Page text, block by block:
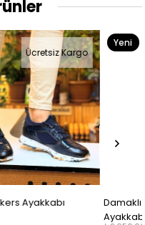
Taban Sneakers
Ücretsiz Kargo
Yeni
Ürün